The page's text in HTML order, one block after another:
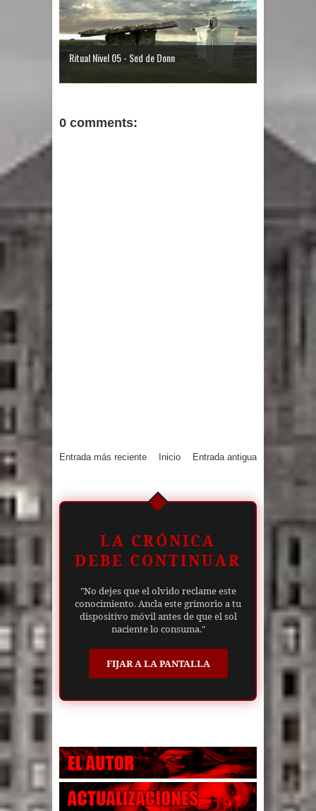
Ritual Nivel 05 - Sed de Donn
0 comments:
Entrada más reciente Entrada antigua
Inicio
LA CRÓNICA
DEBE CONTINUAR
"No dejes que el olvido reclame este
conocimiento. Ancla este grimorio a tu
dispositivo móvil antes de que el sol
naciente lo consuma."
FIJAR A LA PANTALLA